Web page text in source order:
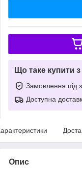
Що таке купити
Замовлення під
Доступна
Опис